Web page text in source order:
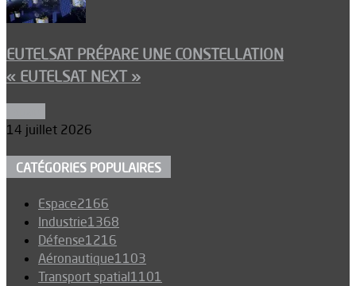
EUTELSAT PRÉPARE UNE CONSTELLATION
« EUTELSAT NEXT »
14 juillet 2026
CATÉGORIES POPULAIRES
Espace2166
Industrie1368
Défense1216
Aéronautique1103
Transport spatial1101